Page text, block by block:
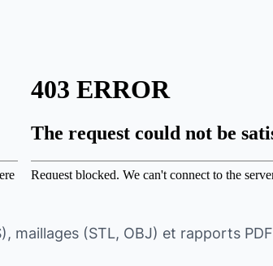
maillages (STL, OBJ) et rapports